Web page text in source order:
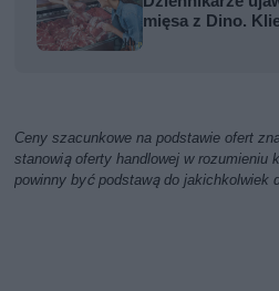
mięsa z Dino.
Ceny szacunkowe na podstawie ofert
stanowią oferty handlowej w rozumieniu
powinny być podstawą do jakichkolwiek